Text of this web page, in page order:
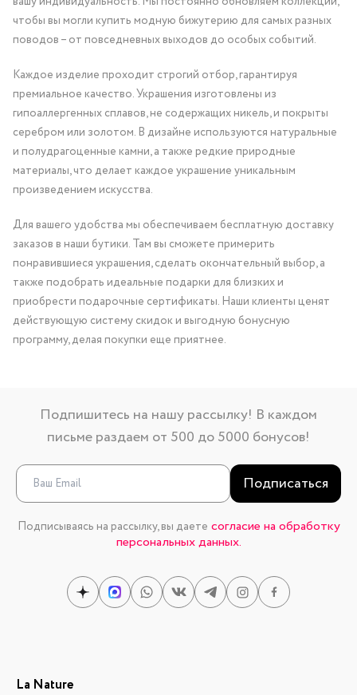
чтобы вы могли купить модную бижутерию для самых разных
поводов – от повседневных выходов до особых событий.
Каждое изделие проходит строгий отбор, гарантируя
премиальное качество. Украшения изготовлены из
гипоаллергенных сплавов, не содержащих никель, и покрыты
серебром или золотом. В дизайне используются натуральные
и полудрагоценные камни, а также редкие природные
материалы, что делает каждое украшение уникальным
произведением искусства.
Для вашего удобства мы обеспечиваем бесплатную доставку
заказов в наши бутики. Там вы сможете примерить
понравившиеся украшения, сделать окончательный выбор, а
также подобрать идеальные подарки для близких и
приобрести подарочные сертификаты. Наши клиенты ценят
действующую систему скидок и выгодную бонусную
программу, делая покупки еще приятнее.
Подпишитесь на нашу рассылку! В каждом
письме раздаем от 500 до 5000 бонусов!
Подписаться
Подписываясь на рассылку, вы даете согласие на обработку
персональных данных.
La Nature